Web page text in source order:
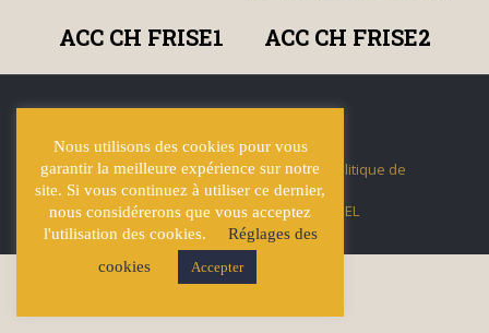
ACC CH FRISE1 ACC CH FRISE2
© Écuries Hardy -Mentions légales- Politique de
confidentialité
Site développé parLucas GICQUEL
Nous utilisons des cookies pour vous
garantir la meilleure expérience sur notre
site. Si vous continuez à utiliser ce dernier,
nous considérerons que vous acceptez
l'utilisation des cookies.
Réglages des
cookies
Accepter